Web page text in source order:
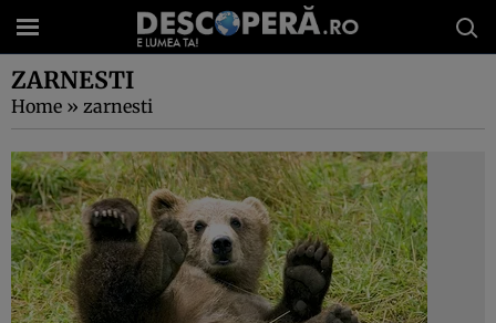
ZARNESTI
Home » zarnesti